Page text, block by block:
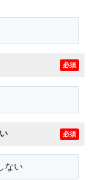
必須
必須
ない